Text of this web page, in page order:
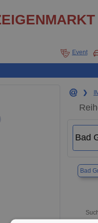
Event
❯
Bad